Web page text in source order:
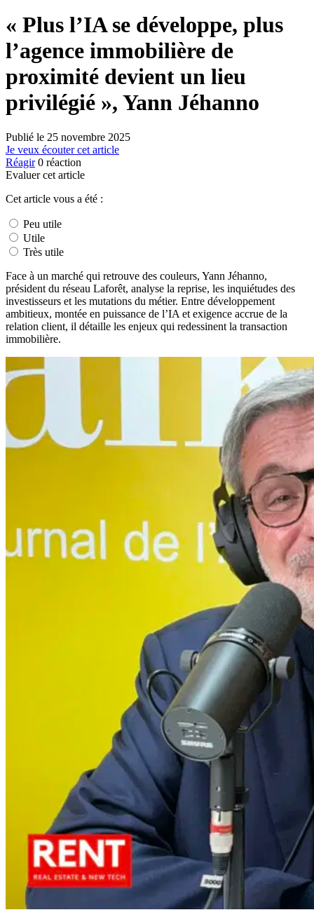
« Plus l’IA se développe, plus
l’agence immobilière de
proximité devient un lieu
privilégié », Yann Jéhanno
Publié le 25 novembre 2025
Je veux écouter cet article
Réagir 0 réaction
Evaluer cet article
Cet article vous a été :
Peu utile
Utile
Très utile
Face à un marché qui retrouve des couleurs, Yann Jéhanno,
président du réseau Laforêt, analyse la reprise, les inquiétudes des
investisseurs et les mutations du métier. Entre développement
ambitieux, montée en puissance de l’IA et exigence accrue de la
relation client, il détaille les enjeux qui redessinent la transaction
immobilière.